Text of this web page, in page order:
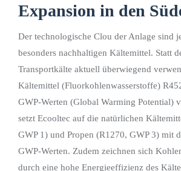
Expansion in den
Der technologische Clou der Anlage sind
besonders nachhaltigen Kältemittel. Statt
Transportkälte aktuell überwiegend
Kältemittel (Fluorkohlenwasserstoffe)
GWP-Werten (Global Warming Potential)
setzt Ecooltec auf die natürlichen
GWP 1) und Propen (R1270, GWP 3) mit
GWP-Werten. Zudem zeichnen sich
durch eine hohe Energieeffizienz des